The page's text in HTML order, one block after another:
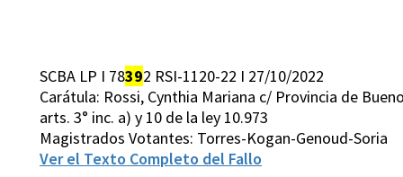
SCBA LP I 78392 RSI-1120-22 I 27/10/2022
Carátula: Rossi, Cynthia Mariana c/ Provincia de
arts. 3° inc. a) y 10 de la ley 10.973
Magistrados Votantes: Torres-Kogan-Genoud-Soria
Ver el Texto Completo del Fallo